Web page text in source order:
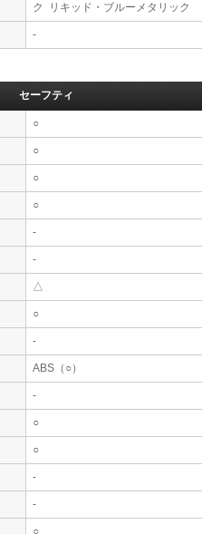
ク リキッド・ブルーメタリック
-
セーフティ
○
○
○
○
-
-
△
○
-
ABS（○）
-
○
○
-
-
○